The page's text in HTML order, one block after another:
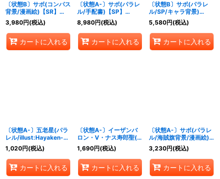
〔状態B〕サボ(コンパス
背景/漫画絵)【SR】
{OP04-083}
3,980円(税込)
カートに入れる
〔状態A-〕サボ(パラレ
ル/手配書)【SP】
{OP13-120}
8,980円(税込)
カートに入れる
〔状態B〕サボ(パラレ
ル/SP/キャラ背景)
【SP】{OP07-
118[OP13]}
5,580円(税込)
カートに入れる
〔状態A-〕五老星(パラ
レル/illust:Hayaken-
sarena)【SR/P】
{OP13-082}
1,020円(税込)
カートに入れる
〔状態A-〕イーザンバ
ロン・V・ナス寿郎聖(パ
ラレル/白文
字/illust:Gege
Akutami)【R/P】
{OP13-080}
1,690円(税込)
カートに入れる
〔状態A-〕サボ(パラレ
ル/海賊旗背景/漫画絵)
【SEC/P】{OP13-120}
3,230円(税込)
カートに入れる